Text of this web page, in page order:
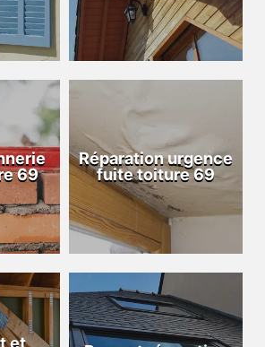
69
Réparation urgence
fuite toiture 69
et